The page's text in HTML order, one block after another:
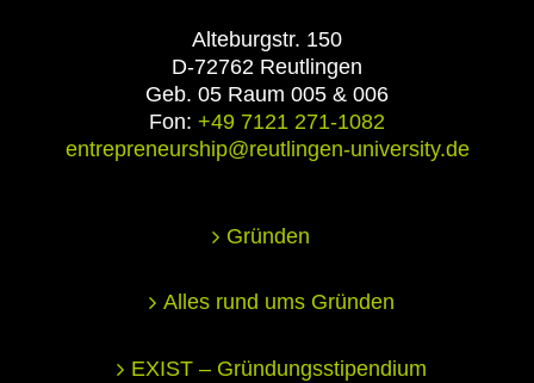
Alteburgstr. 150
D-72762 Reutlingen
Geb. 05 Raum 005 & 006
Fon: +49 7121 271-1082
entrepreneurship@reutlingen-university.de
Gründen
Alles rund ums Gründen
EXIST – Gründungsstipendium